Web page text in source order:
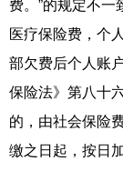
费。”的规定不一
医疗保险费，个
部欠费后个人账
保险法》第八十
的，由社会保险
缴之日起，按日